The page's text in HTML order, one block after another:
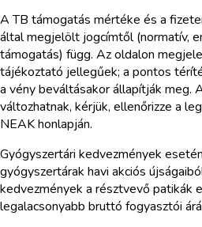
A TB támogatás mértéke és a
által megjelölt jogcímtől (normatív,
támogatás) függ. Az oldalon
tájékoztató jellegűek; a pontos
a vény beváltásakor állapítják meg.
változhatnak, kérjük, ellenőrizze a
NEAK honlapján.
Gyógyszertári kedvezmények
gyógyszertárak havi akciós
kedvezmények a résztvevő
legalacsonyabb bruttó fogyasztói